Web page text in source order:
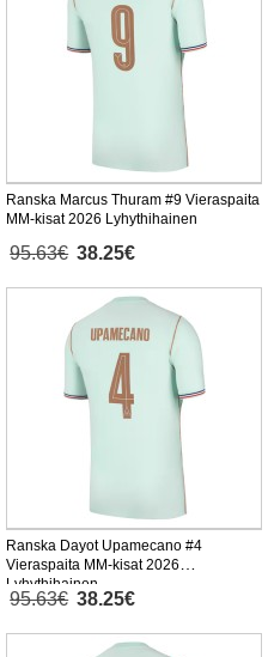
Ranska Marcus Thuram #9 Vieraspaita
MM-kisat 2026 Lyhythihainen
95.63€ 38.25€
Ranska Dayot Upamecano #4
Vieraspaita MM-kisat 2026
Lyhythihainen
95.63€ 38.25€